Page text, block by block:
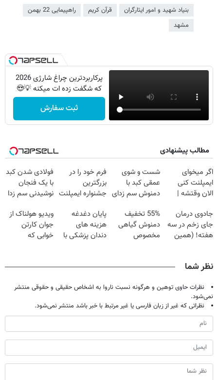
بنیاد شهید و امور ایثارگران قرآن کریم
راهپیمایی 22 بهمن
مشهد
پرکاربردترین چراغ شارژی 2026
که شگفت زده ات میکنه 💡😍
ثبت سفارش
مطالب پیشنهادی
اگر میخوای
ایمپلنت کنی
الان وقتشه |
میلیون تومان!!!
شست و شوی
عمقی کبد با
دمنوش سم زدای
فرم خود را در
بزرگترین
جشنواره ایمپلنت
فقط ۲۵ میلیون
فولادی شدن کبد
با یک فنجان
نوشیدنی سم زدا
جادوی درمان
جای زخم در سه
هفته! (همین
55% تخفیف
دمنوش گیاهی
مخصوص
پایان دغدغه
هزینه های
دندان پزشکی با
ویدیو هولناک از
جوان کارتن
خوابی که
نظر شما
نظرات حاوی توهین و هرگونه نسبت ناروا به اشخاص حقیقی و حقوقی منتشر
نمی‌شود.
نظراتی که غیر از زبان فارسی یا غیر مرتبط با خبر باشد منتشر نمی‌شود.